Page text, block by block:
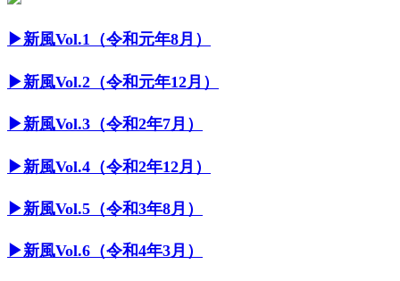
▶︎新風Vol.1（令和元年8月）
▶︎新風Vol.2（令和元年12月）
▶︎新風Vol.3（令和2年7月）
▶︎新風Vol.4（令和2年12月）
▶︎新風Vol.5（令和3年8月）
▶︎新風Vol.6（令和4年3月）